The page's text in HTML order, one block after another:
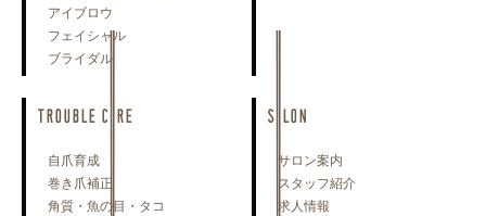
アイブロウ
フェイシャル
ブライダル
TROUBLE CARE
自爪育成
巻き爪補正
角質・魚の目・タコ
SALON
サロン案内
スタッフ紹介
求人情報